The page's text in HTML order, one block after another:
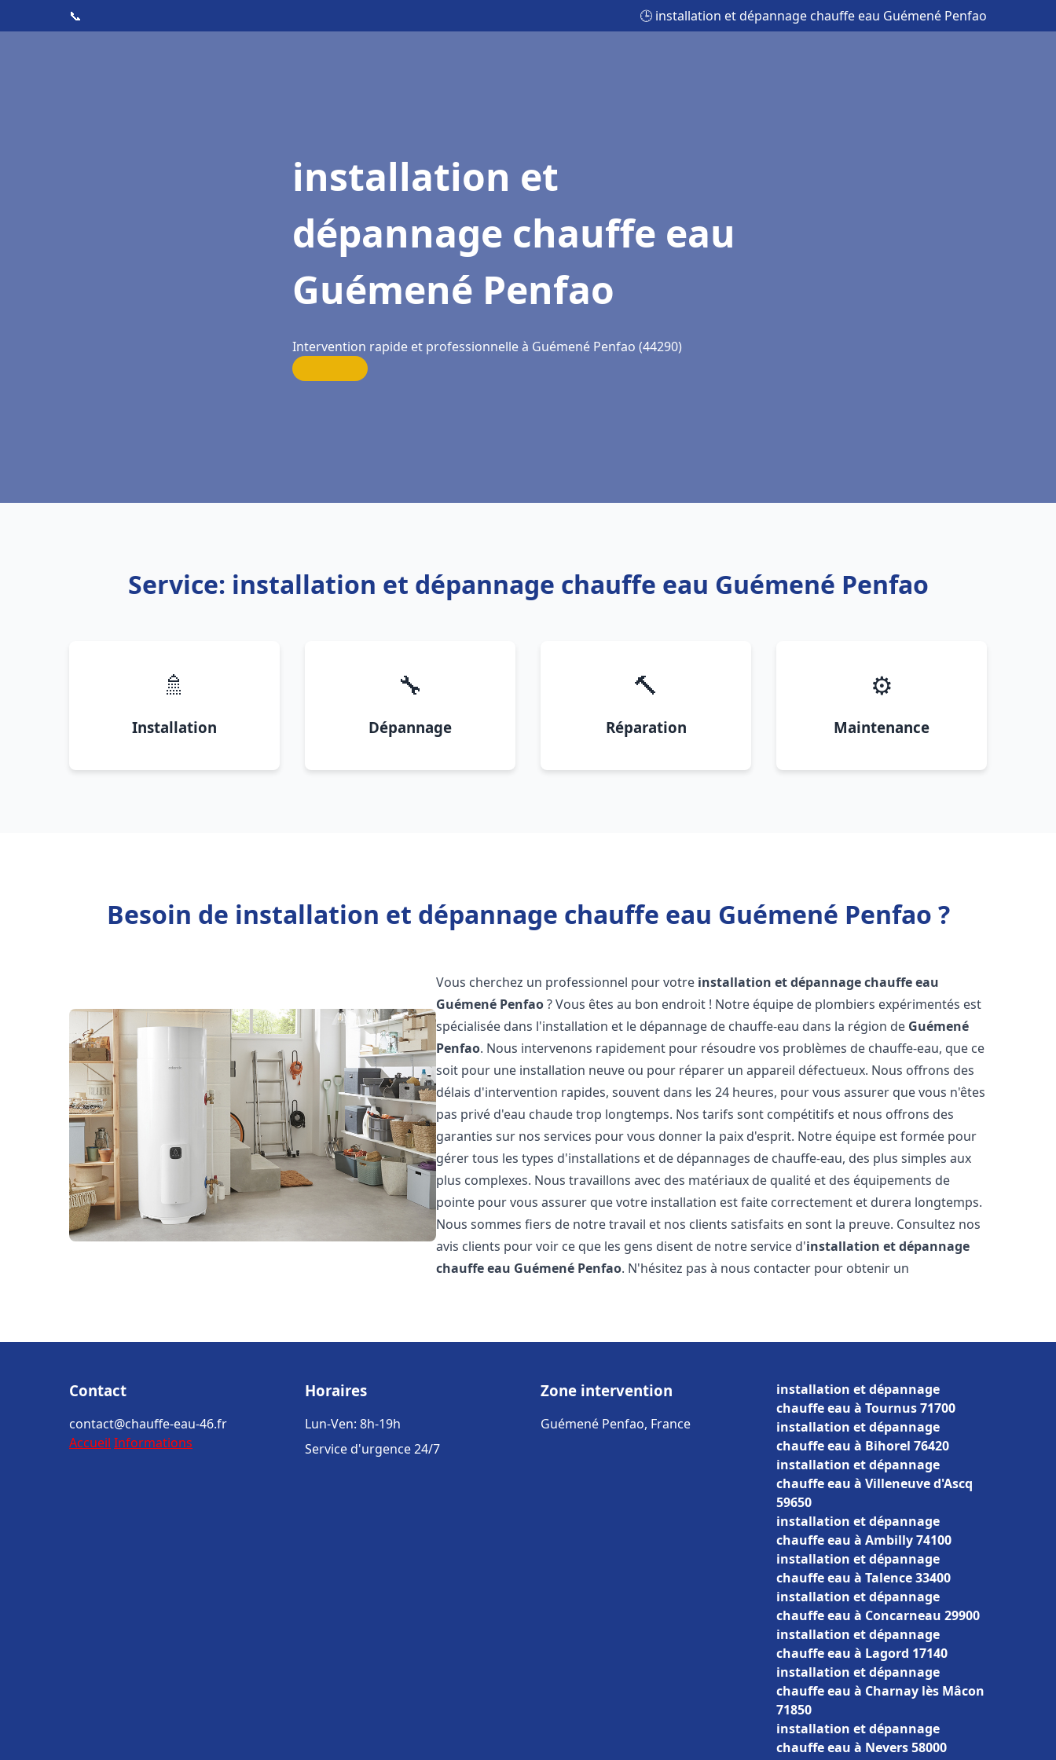
📞 🕒 installation et dépannage chauffe eau Guémené Penfao
installation et
dépannage chauffe eau
Guémené Penfao
Intervention rapide et professionnelle à Guémené Penfao (44290)
Service: installation et dépannage chauffe eau Guémené Penfao
🚿
Installation
🔧
Dépannage
🔨
Réparation
⚙️
Maintenance
Besoin de installation et dépannage chauffe eau Guémené Penfao ?
Vous cherchez un professionnel pour votre installation et dépannage chauffe eau
Guémené Penfao? Vous êtes au bon endroit ! Notre équipe de plombiers expérimentés est
spécialisée dans l'installation et le dépannage de chauffe-eau dans la région de Guémené
Penfao. Nous intervenons rapidement pour résoudre vos problèmes de chauffe-eau, que ce
soit pour une installation neuve ou pour réparer un appareil défectueux. Nous offrons des
délais d'intervention rapides, souvent dans les 24 heures, pour vous assurer que vous n'êtes
pas privé d'eau chaude trop longtemps. Nos tarifs sont compétitifs et nous offrons des
garanties sur nos services pour vous donner la paix d'esprit. Notre équipe est formée pour
gérer tous les types d'installations et de dépannages de chauffe-eau, des plus simples aux
plus complexes. Nous travaillons avec des matériaux de qualité et des équipements de
pointe pour vous assurer que votre installation est faite correctement et durera longtemps.
Nous sommes fiers de notre travail et nos clients satisfaits en sont la preuve. Consultez nos
avis clients pour voir ce que les gens disent de notre service d'installation et dépannage
chauffe eau Guémené Penfao. N'hésitez pas à nous contacter pour obtenir un
Contact
contact@chauffe-eau-46.fr
Accueil Informations
Horaires
Lun-Ven: 8h-19h
Service d'urgence 24/7
Zone intervention
Guémené Penfao, France
installation et dépannage
chauffe eau à Tournus 71700
installation et dépannage
chauffe eau à Bihorel 76420
installation et dépannage
chauffe eau à Villeneuve d'Ascq
59650
installation et dépannage
chauffe eau à Ambilly 74100
installation et dépannage
chauffe eau à Talence 33400
installation et dépannage
chauffe eau à Concarneau 29900
installation et dépannage
chauffe eau à Lagord 17140
installation et dépannage
chauffe eau à Charnay lès Mâcon
71850
installation et dépannage
chauffe eau à Nevers 58000